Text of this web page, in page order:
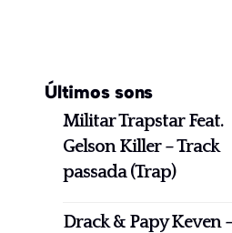
Últimos sons
Militar Trapstar Feat.
Gelson Killer – Track
passada (Trap)
Drack & Papy Keven